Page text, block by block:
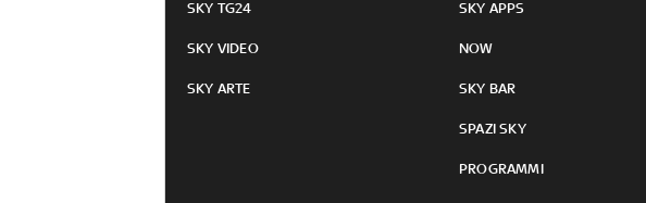
SKY TG24
SKY VIDEO
SKY ARTE
SKY APPS
NOW
SKY BAR
SPAZI SKY
PROGRAMMI